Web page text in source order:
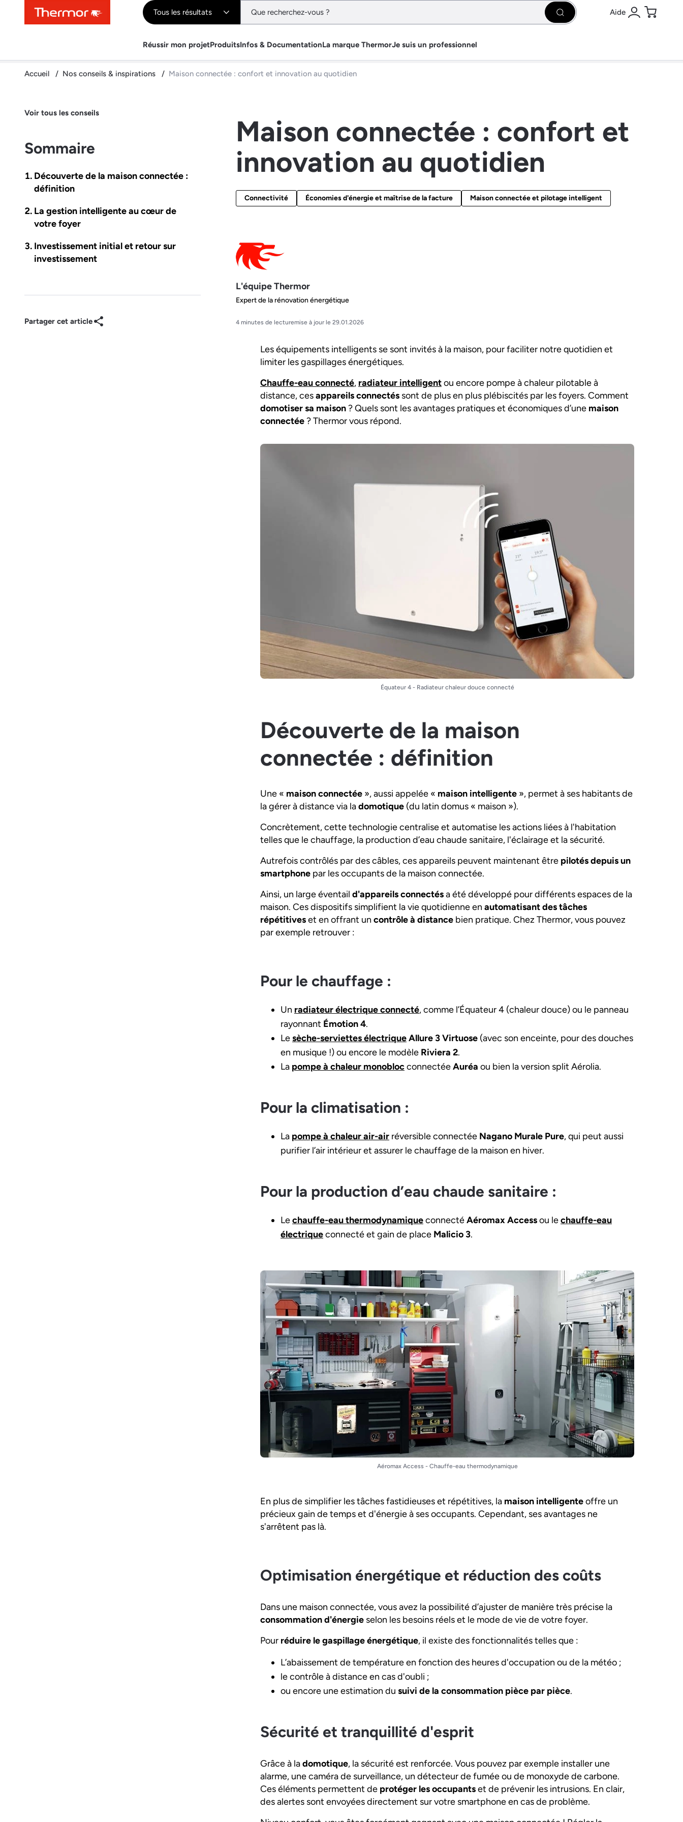
ContenuMenuRecherche Tous les résultats Rechercher Aide
Se connecter
Panier
Réussir mon projetProduitsInfos & DocumentationLa marque ThermorJe suis un professionnel
Accueil Nos conseils & inspirations Maison connectée : confort et innovation au quotidien
Voir tous les conseils
Sommaire
Découverte de la maison connectée :
définition
La gestion intelligente au cœur de
votre foyer
Investissement initial et retour sur
investissement
Partager cet article
Maison connectée : confort et
innovation au quotidien
Connectivité Économies d'énergie et maîtrise de la facture Maison connectée et pilotage intelligent
L'équipe Thermor
Expert de la rénovation énergétique
4 minutes de lecturemise à jour le 29.01.2026
Les équipements intelligents se sont invités à la maison, pour faciliter notre quotidien et
limiter les gaspillages énergétiques.
Chauffe-eau connecté, radiateur intelligentou encore pompe à chaleur pilotable à
distance, cesappareils connectés sont de plus en plus plébiscités par les foyers. Comment
domotiser sa maison? Quels sont les avantages pratiques et économiques d’une maison
connectée? Thermor vous répond.
Équateur 4 - Radiateur chaleur douce connecté
Découverte de la maison
connectée : définition
Une « maison connectée », aussi appelée « maison intelligente », permet à ses habitants de
la gérer à distance via ladomotique (du latin domus « maison »).
Concrètement, cette technologie centralise et automatise les actions liées à l'habitation
telles que le chauffage, la production d’eau chaude sanitaire, l'éclairage et la sécurité.
Autrefois contrôlés par des câbles, ces appareils peuvent maintenant être pilotés depuis un
smartphone par les occupants de la maison connectée.
Ainsi, un large éventail d'appareils connectésa été développé pour différents espaces de la
maison. Ces dispositifs simplifient la vie quotidienne en automatisant des tâches
répétitiveset en offrant un contrôle à distance bien pratique. Chez Thermor, vous pouvez
par exemple retrouver :
Pour le chauffage :
Un radiateur électrique connecté, comme l’Équateur 4 (chaleur douce) ou le panneau
rayonnant Émotion 4.
Lesèche-serviettes électriqueAllure 3 Virtuose (avec son enceinte, pour des douches
en musique !) ou encore le modèle Riviera 2.
La pompe à chaleur monoblocconnectéeAuréa ou bien la version split Aérolia.
Pour la climatisation :
La pompe à chaleur air-air réversible connectée Nagano Murale Pure, qui peut aussi
purifier l’air intérieur et assurer le chauffage de la maison en hiver.
Pour la production d’eau chaude sanitaire :
Lechauffe-eau thermodynamiqueconnectéAéromax Accessou lechauffe-eau
électriqueconnecté et gain de place Malicio 3.
Aéromax Access - Chauffe-eau thermodynamique
En plus de simplifier les tâches fastidieuses et répétitives, la maison intelligenteoffre un
précieux gain de temps et d'énergie à ses occupants. Cependant, ses avantages ne
s'arrêtent pas là.
Optimisation énergétique et réduction des coûts
Dans une maison connectée, vous avez la possibilité d’ajuster de manière très précise la
consommation d'énergie selon les besoins réels et le mode de vie de votre foyer.
Pour réduire le gaspillage énergétique, il existe des fonctionnalités telles que :
L’abaissement de température en fonction des heures d'occupation ou de la météo ;
le contrôle à distance en cas d'oubli ;
ou encore une estimation du suivi de la consommation pièce par pièce.
Sécurité et tranquillité d'esprit
Grâce à ladomotique, la sécurité est renforcée. Vous pouvez par exemple installer une
alarme, une caméra de surveillance, un détecteur de fumée ou de monoxyde de carbone.
Ces éléments permettent de protéger les occupantset de prévenir les intrusions. En clair,
des alertes sont envoyées directement sur votre smartphone en cas de problème.